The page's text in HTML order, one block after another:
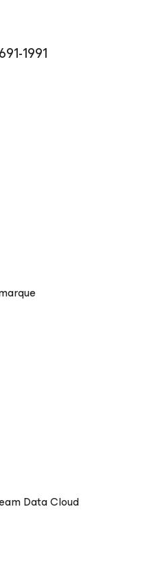
1991
Data Cloud